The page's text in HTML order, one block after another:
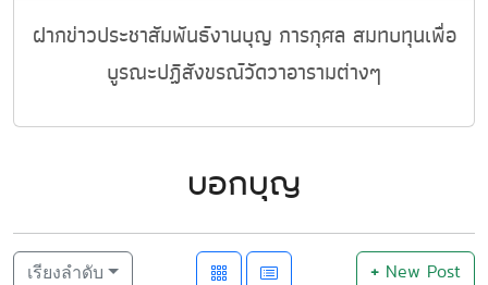
ฝากข่าวประชาสัมพันธ์งานบุญ การกุศล สมทบทุนเพื่อ
บูรณะปฏิสังขรณ์วัดวาอารามต่างๆ
บอกบุญ
เรียงลำดับ +New Post